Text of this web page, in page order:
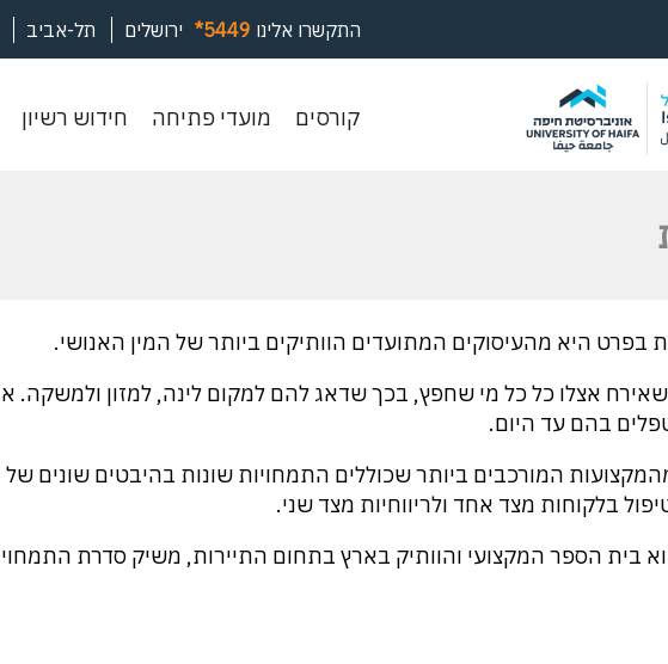
ירושלים תל-אביב התקשרו אלינו *5449
קורסים קורסים
מועדי פתיחה מועדי
חידוש רשיון
בפרט היא מהעיסוקים המתועדים הוותיקים ביותר של המין האנושי.
אצלו כל כל מי שחפץ, בכך שדאג להם למקום לינה, למזון ולמשקה.
בהם עד היום.
המורכבים ביותר שכוללים התמחויות שונות בהיבטים שונים
בלקוחות מצד אחד ולריווחיות מצד שני.
בית הספר המקצועי והוותיק בארץ בתחום התיירות, משיק סדרת